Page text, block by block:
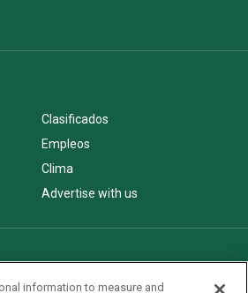
Clasificados
Empleos
Clima
Advertise with us
information to measure and